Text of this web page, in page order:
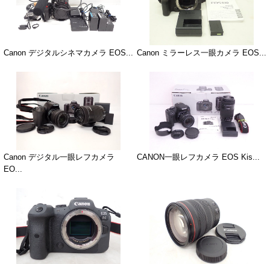
Canon デジタルシネマカメラ EOS... Canon ミラーレス一眼カメラ EOS...
Canon デジタル一眼レフカメラ
EO...
CANON一眼レフカメラ EOS Kis...